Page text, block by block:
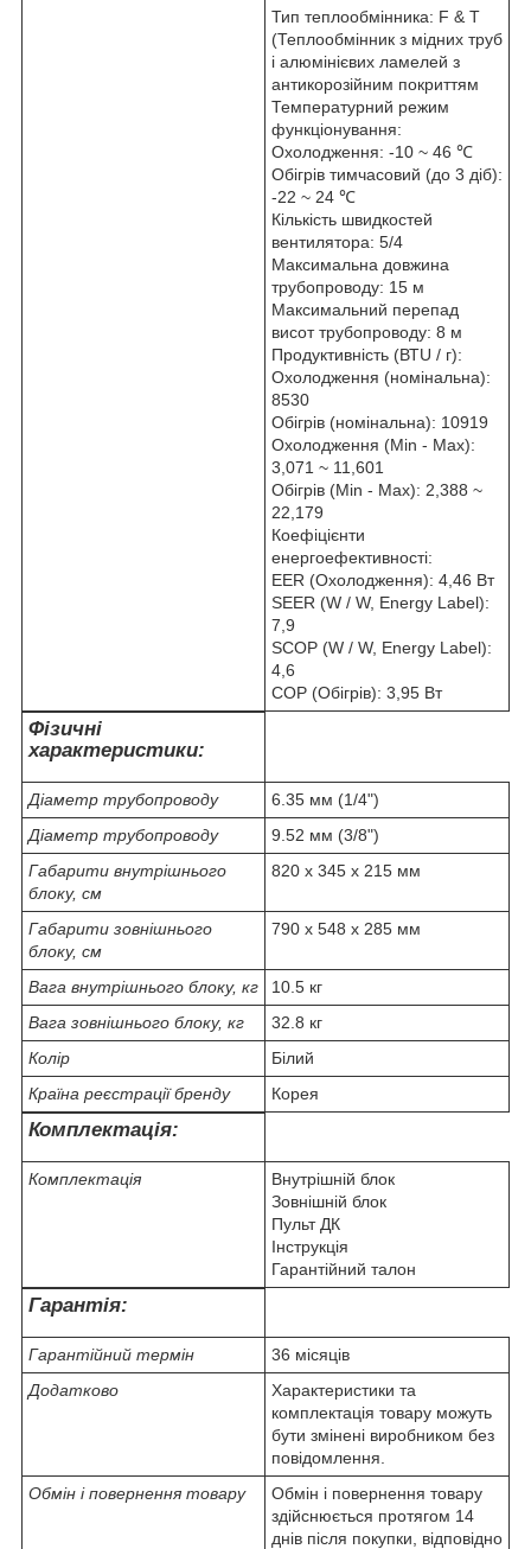
Тип теплообмінника: F & T
(Теплообмінник з мідних труб
і алюмінієвих ламелей з
антикорозійним покриттям
Температурний режим
функціонування:
Охолодження: -10 ~ 46 ℃
Обігрів тимчасовий (до 3 діб):
-22 ~ 24 ℃
Кількість швидкостей
вентилятора: 5/4
Максимальна довжина
трубопроводу: 15 м
Максимальний перепад
висот трубопроводу: 8 м
Продуктивність (ВТU / г):
Охолодження (номінальна):
8530
Обігрів (номінальна): 10919
Охолодження (Min - Max):
3,071 ~ 11,601
Обігрів (Min - Max): 2,388 ~
22,179
Коефіцієнти
енергоефективності:
EER (Охолодження): 4,46 Вт
SEER (W / W, Energy Label):
7,9
SCOP (W / W, Energy Label):
4,6
COP (Обігрів): 3,95 Вт
Фізичні
характеристики:
Діаметр трубопроводу
6.35 мм (1/4")
Діаметр трубопроводу
9.52 мм (3/8")
Габарити внутрішнього
блоку, см
820 х 345 х 215 мм
Габарити зовнішнього
блоку, см
790 х 548 х 285 мм
Вага внутрішнього блоку, кг
10.5 кг
Вага зовнішнього блоку, кг
32.8 кг
Колір
Білий
Країна реєстрації бренду
Корея
Комплектація:
Комплектація
Внутрішній блок
Зовнішній блок
Пульт ДК
Інструкція
Гарантійний талон
Гарантія:
Гарантійний термін
36 місяців
Додатково
Характеристики та
комплектація товару можуть
бути змінені виробником без
повідомлення.
Обмін і повернення товару
Обмін і повернення товару
здійснюється протягом 14
днів після покупки, відповідно